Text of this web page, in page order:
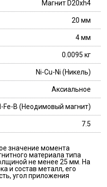
Магнит D20xh4
20 мм
4 мм
0.0095 кг
Ni-Cu-Ni (Никель)
Аксиальное
Fe-B (Неодимовый магнит)
7.5
значение момента
материала типа
не менее 25 мм. На
и состав металл, его
угол приложения